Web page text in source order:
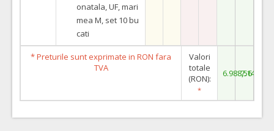
onatala, UF, mari
mea M, set 10 bu
cati
* Preturile sunt exprimate in RON fara
TVA
Valori
totale
(RON):
*
6.988,567.142,40